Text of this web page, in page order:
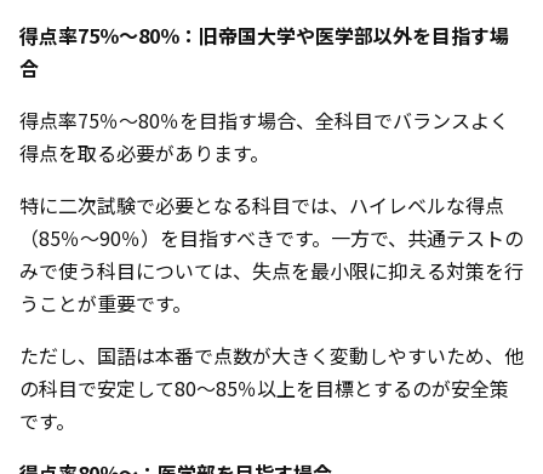
得点率75％〜80％：旧帝国大学や医学部以外を目指す場
合
得点率75％〜80％を目指す場合、全科目でバランスよく
得点を取る必要があります。
特に二次試験で必要となる科目では、ハイレベルな得点
（85％〜90％）を目指すべきです。一方で、共通テストの
みで使う科目については、失点を最小限に抑える対策を行
うことが重要です。
ただし、国語は本番で点数が大きく変動しやすいため、他
の科目で安定して80～85％以上を目標とするのが安全策
です。